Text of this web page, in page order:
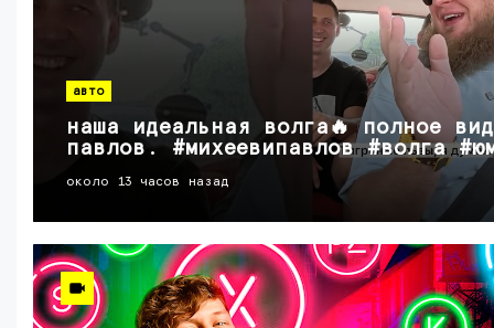
авто
наша идеальная волга🔥 полное
павлов. #михеевипавлов #волга
около 13 часов назад